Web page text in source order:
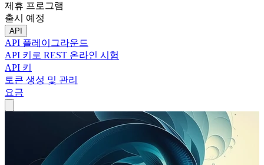
제휴 프로그램
출시 예정
API
API 플레이그라운드
API 키로 REST 온라인 시험
API 키
토큰 생성 및 관리
요금